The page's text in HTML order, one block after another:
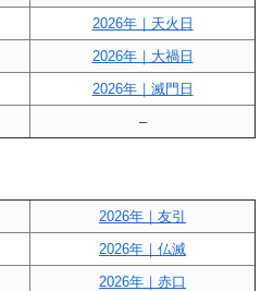
2026年｜天火日
2026年｜大禍日
2026年｜滅門日
–
2026年｜友引
2026年｜仏滅
2026年｜赤口